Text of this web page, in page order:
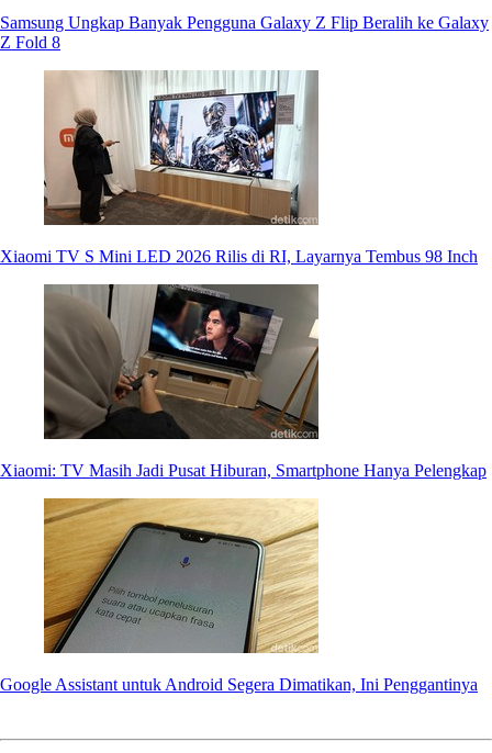
Samsung Ungkap Banyak Pengguna Galaxy Z Flip Beralih ke Galaxy
Z Fold 8
Xiaomi TV S Mini LED 2026 Rilis di RI, Layarnya Tembus 98 Inch
Xiaomi: TV Masih Jadi Pusat Hiburan, Smartphone Hanya Pelengkap
Google Assistant untuk Android Segera Dimatikan, Ini Penggantinya